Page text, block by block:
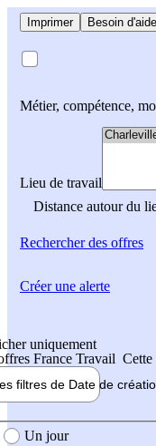
Imprimer Besoin
Métier, compétence,
Lieu de travail
Distance autour du
Rechercherdes offres
uniquement
France Travail Cette
filtres de Date de
création de l'offre
Un jour
Créer une alerte